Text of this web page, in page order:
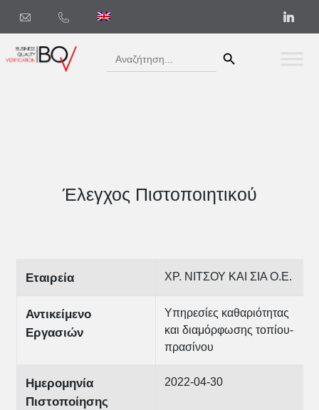
Search
for:
Έλεγχος Πιστοποιητικού
Εταιρεία ΧΡ. ΝΙΤΣΟΥ ΚΑΙ ΣΙΑ Ο.Ε.
Αντικείμενο
Εργασιών
Υπηρεσίες καθαριότητας
και διαμόρφωσης τοπίου-
πρασίνου
Ημερομηνία
Πιστοποίησης
2022-04-30